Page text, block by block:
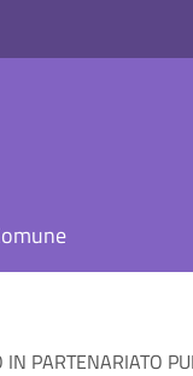
IN PARTENARIATO